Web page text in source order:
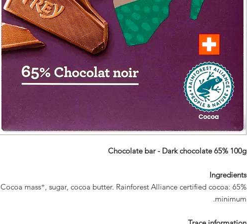
Chocolate bar - Dark chocolate 65% 100g
Ingredients
Cocoa mass⁺, sugar, cocoa butter. Rainforest Alliance certified cocoa: 65%
minimum.